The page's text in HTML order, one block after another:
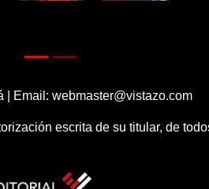
| Email: webmaster@vistazo.com
escrita de su titular, de